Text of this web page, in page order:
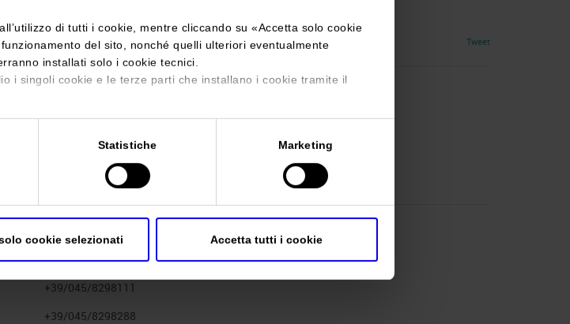
di tutti i cookie, mentre cliccando su «Accetta solo cookie
del sito, nonché quelli ulteriori eventualmente
installati solo i cookie tecnici.
i singoli cookie e le terze parti che installano i cookie tramite il
Statistiche Marketing
cookie selezionati Accetta tutti i cookie
Tweet
Annual
https://www.tisewest.com
stonexpo-marmomacc@veronafiere.it
Viale del Lavoro 8 Verona (VR)
+39/045/8298111
+39/045/8298288